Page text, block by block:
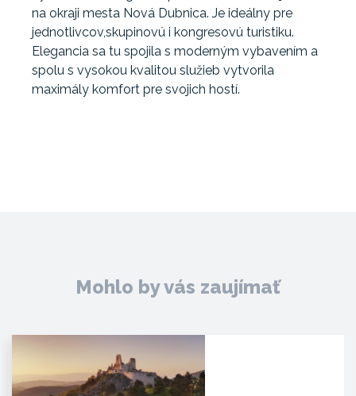
na okraji mesta Nová Dubnica. Je ideálny pre
jednotlivcov,skupinovú i kongresovú turistiku.
Elegancia sa tu spojila s moderným vybavením a
spolu s vysokou kvalitou služieb vytvorila
maximály komfort pre svojich hostí.
Mohlo by vás zaujímať